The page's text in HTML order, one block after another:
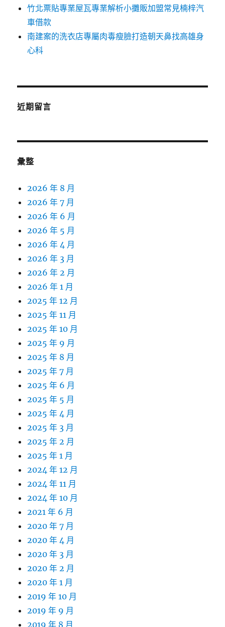
竹北票貼專業屋瓦專業解析小攤販加盟常見楠梓汽
車借款
南建案的洗衣店專屬肉毒瘦臉打造朝天鼻找高雄身
心科
近期留言
彙整
2026 年 8 月
2026 年 7 月
2026 年 6 月
2026 年 5 月
2026 年 4 月
2026 年 3 月
2026 年 2 月
2026 年 1 月
2025 年 12 月
2025 年 11 月
2025 年 10 月
2025 年 9 月
2025 年 8 月
2025 年 7 月
2025 年 6 月
2025 年 5 月
2025 年 4 月
2025 年 3 月
2025 年 2 月
2025 年 1 月
2024 年 12 月
2024 年 11 月
2024 年 10 月
2021 年 6 月
2020 年 7 月
2020 年 4 月
2020 年 3 月
2020 年 2 月
2020 年 1 月
2019 年 10 月
2019 年 9 月
2019 年 8 月